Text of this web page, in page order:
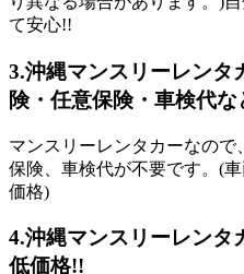
て安心!!
3.沖縄マンスリーレンタ
険・任意保険・車検代な
マンスリーレンタカーなの
保険、車検代が不要です。(
価格)
4.沖縄マンスリーレンタ
低価格!!